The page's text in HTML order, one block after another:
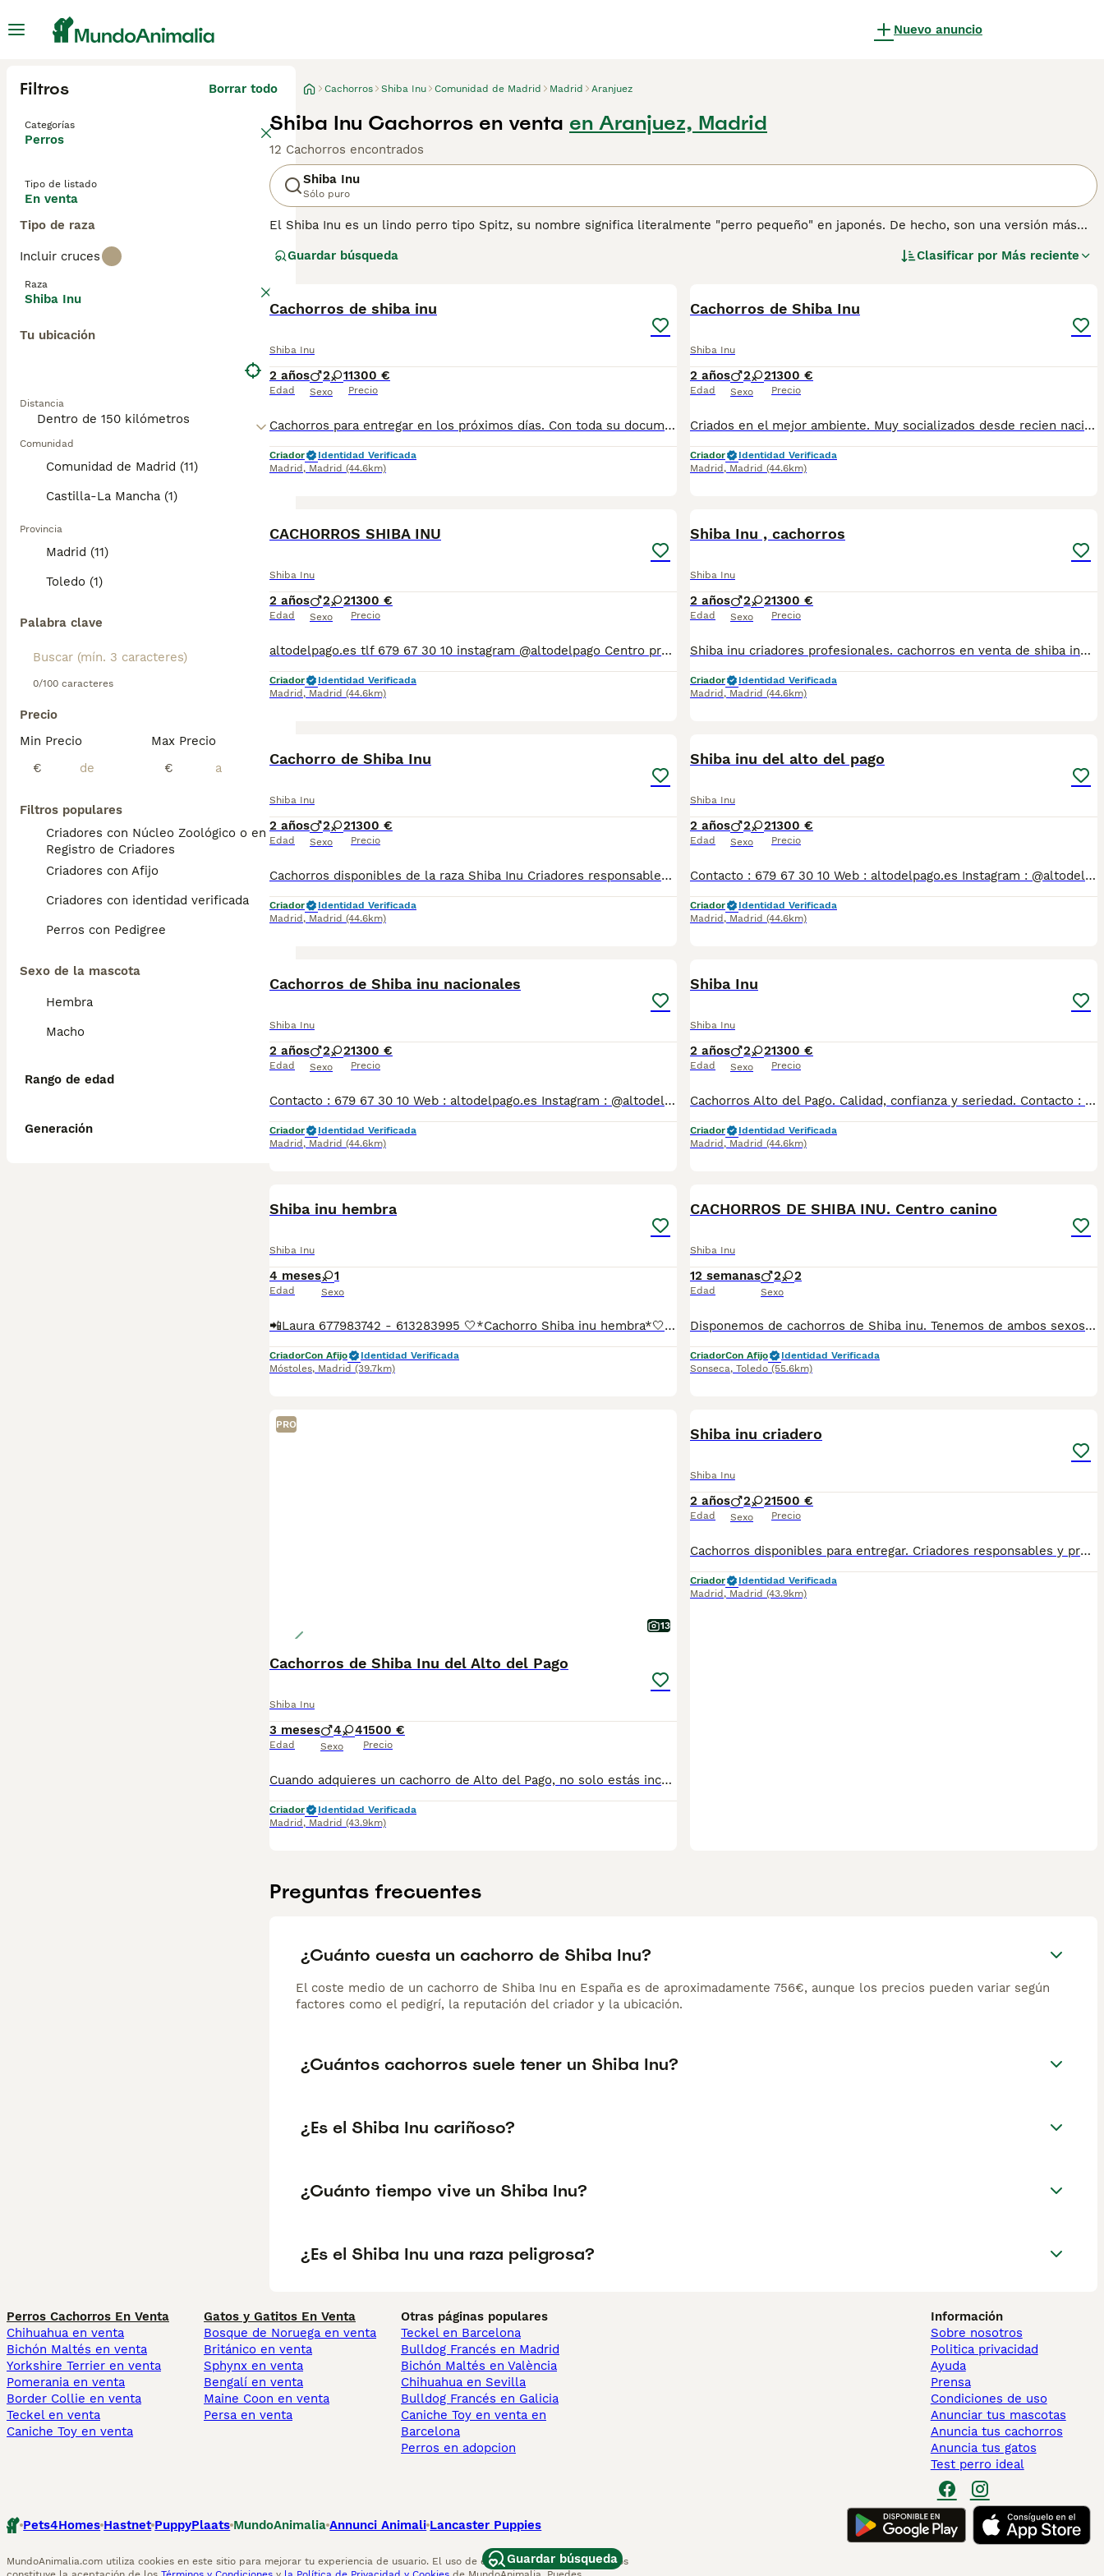
Nuevo anuncio
Filtros Borrar todo
Categorías
Perros
Tipo de listado
En venta
Tipo de raza
Incluir cruces
Raza
Shiba Inu
Tu ubicación
Distancia
Comunidad
Comunidad de Madrid (11)
Castilla-La Mancha (1)
Provincia
Madrid (11)
Toledo (1)
Palabra clave
0/100 caracteres
Precio
Min Precio
€
Max Precio
€
Filtros populares
Criadores con Núcleo Zoológico o en el
Registro de Criadores
Criadores con Afijo
Criadores con identidad verificada
Perros con Pedigree
Sexo de la mascota
Hembra
Macho
Rango de edad
Generación
Cachorros Shiba Inu Comunidad de Madrid Madrid Aranjuez
Shiba Inu Cachorros en venta en Aranjuez, Madrid
12 Cachorros encontrados
Shiba Inu
Sólo puro
El Shiba Inu es un lindo perro tipo Spitz, su nombre significa literalmente "perro pequeño" en japonés. De hecho, son una versión más
Shiba Inu siempre parecen estar interesados en todo lo que sucede a su alrededor y, a lo largo de los años, se han ganado una
Lee nuestra página de consejos de compra de Shiba Inu para obtener información sobre esta raza de perro.
Guardar búsqueda Clasificar por Más reciente
Cachorros de shiba inu
Shiba Inu
2 años
Edad
2 1
Sexo
1300 €
Precio
Cachorros para entregar en los próximos días. Con toda su documentación , cartilla veterinaria y garantía. Vacunados y desparasitados. Criados en el mejor ambiente , en plena naturaleza . Abrimos todos los días del año. Criadero reconocido altodelpago.es 34 679 67 30 10 Instagram : @altodelpago
Criador
Identidad Verificada
Madrid , Madrid (44.6km)
Cachorros de Shiba Inu
Shiba Inu
2 años
Edad
2 2
Sexo
1300 €
Precio
Criados en el mejor ambiente. Muy socializados desde recien nacidos Con todo en regla. Se entregan con todo el protocolo sanitario al día, cartilla, vacunas pertinentes a la edad, desparasitaciones internas y externas, contrato y garantías. Puede conocernos en altodelpago.es o en instagram @altodelpago Tlf y whastapp 679 67 30 10 Instalaciones en plena naturaleza. visitanos cualquier dia del año
Criador
Identidad Verificada
Madrid , Madrid (44.6km)
CACHORROS SHIBA INU
Shiba Inu
2 años
Edad
2 2
Sexo
1300 €
Precio
altodelpago.es tlf 679 67 30 10 instagram @altodelpago Centro profesional legal y autorizado, visitanos cualquier dia del año. Entregamos a nuestros ejemplares vacunados desparasitados con toda su documentación contrato de compravena garantía Pedimos seriedad. Contactar por llamada teléfonica para así darle una información más cercana y personal.
Criador
Identidad Verificada
Madrid , Madrid (44.6km)
Shiba Inu , cachorros
Shiba Inu
2 años
Edad
2 2
Sexo
1300 €
Precio
Shiba inu criadores profesionales. cachorros en venta de shiba inu Criadores responsables de la raza Criados en el mejor ambiente natural. 12000 m2 en plena naturaleza. altodelpago.es @altodelpago tlf 679 67 30 10 Contacta con nosotros para obtener una información más detallada y saber disponibilidad de nuestros ejemplares. pedimos seriedad
Criador
Identidad Verificada
Madrid , Madrid (44.6km)
Cachorro de Shiba Inu
Shiba Inu
2 años
Edad
2 2
Sexo
1300 €
Precio
Cachorros disponibles de la raza Shiba Inu Criadores responsables y profesionales. Exigimos seriedad. Posibilidad de ver a los ejemplares en su lugar de nacimiento junto con sus padres. Se entregan con toda su documentación en regla. tlf 679 67 30 10 preferimos una llamada teléfonica para resolver dudas, pero podeis conocernos en altodelpago.es intagram@altodelpago
Criador
Identidad Verificada
Madrid , Madrid (44.6km)
Shiba inu del alto del pago
Shiba Inu
2 años
Edad
2 2
Sexo
1300 €
Precio
Contacto : 679 67 30 10 Web : altodelpago.es Instagram : @altodelpago Criados en ambiente familiar, en plena naturaleza. Se entregan con toda su documentación y cartilla. Posibilidad de visitarnos cualquier dia del año. Pedimos seriedad y responsabilidad.
Criador
Identidad Verificada
Madrid , Madrid (44.6km)
Cachorros de Shiba inu nacionales
Shiba Inu
2 años
Edad
2 2
Sexo
1300 €
Precio
Contacto : 679 67 30 10 Web : altodelpago.es Instagram : @altodelpago Criados en ambiente familiar, en plena naturaleza. Se entregan con toda su documentación y cartilla. Posibilidad de visitarnos cualquier dia del año. Pedimos seriedad y responsabilidad.
Criador
Identidad Verificada
Madrid , Madrid (44.6km)
Shiba Inu
Shiba Inu
2 años
Edad
2 2
Sexo
1300 €
Precio
Cachorros Alto del Pago. Calidad, confianza y seriedad. Contacto : 679 67 30 10 Web : altodelpago.es Instagram : @altodelpago
Criador
Identidad Verificada
Madrid , Madrid (44.6km)
Shiba inu hembra
Shiba Inu
4 meses
Edad
1
Sexo
📲Laura 677983742 - 613283995 🤍*Cachorro Shiba inu hembra*🤍 ¿Buscas un nuevo compañero para tu hogar? ❤️ Tenemos preciosos cachorros listos para encontrar una familia responsable. ✅ Vacunados ✅ Desparasitados ✅ Cartilla sanitaria ✅ Garantías incluidas ✅ Máxima atención y cuidado Se hacen envíos a toda España: Andalucía: Almería, Cádiz, Córdoba, Granada, Huelva, Jaén, Málaga, Sevilla.Aragón: Huesca, Teruel, Zaragoza.Asturias: Oviedo.Baleares: Palma.Canarias: Las Palmas de Gran Canaria, Santa Cruz de Tenerife.Cantabria: Santander.Castilla-La Mancha: Albacete, Ciudad Real, Cuenca, Guadalajara, Toledo.Castilla y León: Ávila, Burgos, León, Palencia, Salamanca, Segovia, Soria, Valladolid, Zamora.Cataluña: Barcelona, Gerona (Girona), Lérida (Lleida), Tarragona.Comunidad Valenciana: Alicante, Castellón de la Plana, Valencia.Extremadura: Badajoz, Cáceres.Galicia: La Coruña (A Coruña), Lugo, Orense (Ourense), Pontevedra.La Rioja: Logroño.Madrid: Madrid.Murcia: Murcia.Navarra: Pamplona.País Vasco: Bilbao (Vizcaya), San Sebastián (Guipúzcoa), Vitoria (Álava). 🐾 Cachorros sanos, sociables y criados con mucho cariño. 📲 ¡Pregunta sin compromiso por disponibilidad, fotos y precios por mensaje privado!
CriadorCon Afijo
Identidad Verificada
Móstoles, Madrid (39.7km)
CACHORROS DE SHIBA INU. Centro canino
Shiba Inu
12 semanas
Edad
2 2
Sexo
Disponemos de cachorros de Shiba inu. Tenemos de ambos sexos. DISTINTOS COLORES. * Hay varios cachorros, tanto hembras como machos para poder elegir. Son cachorros nacionales, criados por nosotros, en nuestro centro, con pedigrí, Inscritos en el Libro de Orígenes Canino de España de la Federación Cinologica, se entregan con una garantía sanitaria escrita y contrato de compraventa, desparasitados y vacunados. A los padres les hemos realizado pruebas genéticas con marcadores de ADN para determinar que están libres de una serie de enfermedades: √ Mielopatía degenerativa, DM. √ Gangliosidosis, GM1. √ Laxitud de cadera 1. (Displasia) √ Laxitud de cadera 2. (Displasia) √ Hiperuricemia (HUU). Lo ideal es venir al criadero, conocer la camada, interactuar con ellos, ver comportamiento, carácter, etc y valorar. Si se decide visitar el criadero, ruego sea previa cita para dedicarles el tiempo que necesiten y aclararles las dudas, ya que disponemos de educador canino para su asesoramiento. Si encaja en lo que buscan pueden pedirnos cita y venir a verlos. * ⁠También disponemos de otros, con distinto precio, en función del sexo, edad, si tramitamos o no su inscripción para el pedigrí, matices que verían en el criadero. Padres a la vista con excelente carácter y belleza. PIDA CITA Y AMPLIE INFORMACION POR TELEFONO 609369666 Estamos en Sonseca. Toledo, se puede recoger aquí o podemos enviar a domicilio. POSIBILIDAD DE PAGO FRACCIONADO.
CriadorCon Afijo
Identidad Verificada
Sonseca, Toledo (55.6km)
PRO
13
Cachorros de Shiba Inu del Alto del Pago
Shiba Inu
3 meses
Edad
4 4
Sexo
1500 €
Precio
Cuando adquieres un cachorro de Alto del Pago, no solo estás incorporando un perro a tu vida… estás eligiendo una forma de criar basada en la excelencia, la transparencia y el respeto absoluto por cada ejemplar. En nuestro criadero trabajamos con una selección muy cuidada de líneas, priorizando siempre la salud, el carácter y la estabilidad del cachorro. Cada camada es planificada con criterio, sin prisas y con un seguimiento constante desde el primer día. Creemos en hacer las cosas bien y en enseñarlas tal cual son. Por eso, abrimos las puertas de nuestra casa, mostramos nuestro día a día y acompañamos a cada familia con total cercanía y honestidad durante todo el proceso. Somos profesionales con todas las licencias en regla para poder ejercer esta maravillosa actividad, y no tenemos intermediarios, para adquirir un ejemplar de ALTO DEL PAGO, debes tratar personalmente con nosotros, venir a nuestra casa, donde conoceras nuestras espectaculares instalaciones, verás a los padres de los cachorros junto a los pequeñajos y podrás escoger a tu compañero. Los cachorros se entregan siempre con su completa documentación, microchip implantado, certificados de salud de los progenitores, vacunados y desparasitados. visita nuestra web altodelpago.es o conocenos en redes sociales : instagram @altodelpago Teléfono de atención al cliente : 679 67 30 10
Criador
Identidad Verificada
Madrid , Madrid (43.9km)
Shiba inu criadero
Shiba Inu
2 años
Edad
2 2
Sexo
1500 €
Precio
Cachorros disponibles para entregar. Criadores responsables y profesionales. Desconfía de precios económicos , compraventas y demás . En nuestro criadero puedes ver a los ejemplares con sus padres y conocer dónde y cómo los criamos. Es muy importante . WEB altodelpago.es Tlf 679 67 30 10
Criador
Identidad Verificada
Madrid , Madrid (43.9km)
Preguntas frecuentes
¿Cuánto cuesta un cachorro de Shiba Inu?
El coste medio de un cachorro de Shiba Inu en España es de aproximadamente 756€, aunque los precios pueden variar según
factores como el pedigrí, la reputación del criador y la ubicación.
¿Cuántos cachorros suele tener un Shiba Inu?
¿Es el Shiba Inu cariñoso?
¿Cuánto tiempo vive un Shiba Inu?
¿Es el Shiba Inu una raza peligrosa?
Guardar búsqueda
Perros Cachorros En Venta
Chihuahua en venta
Bichón Maltés en venta
Yorkshire Terrier en venta
Pomerania en venta
Border Collie en venta
Teckel en venta
Caniche Toy en venta
Gatos y Gatitos En Venta
Bosque de Noruega en venta
Británico en venta
Sphynx en venta
Bengalí en venta
Maine Coon en venta
Persa en venta
Otras páginas populares
Teckel en Barcelona
Bulldog Francés en Madrid
Bichón Maltés en València
Chihuahua en Sevilla
Bulldog Francés en Galicia
Caniche Toy en venta en
Barcelona
Perros en adopcion
Información
Sobre nosotros
Politica privacidad
Ayuda
Prensa
Condiciones de uso
Anunciar tus mascotas
Anuncia tus cachorros
Anuncia tus gatos
Test perro ideal
Pets4Homes Hastnet PuppyPlaats MundoAnimalia Annunci Animali Lancaster Puppies
MundoAnimalia.com utiliza cookies en este sitio para mejorar tu experiencia de usuario. El uso de este sitio web y otros servicios